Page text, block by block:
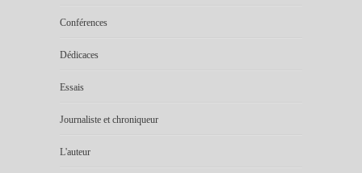
Conférences
Dédicaces
Essais
Journaliste et chroniqueur
L'auteur